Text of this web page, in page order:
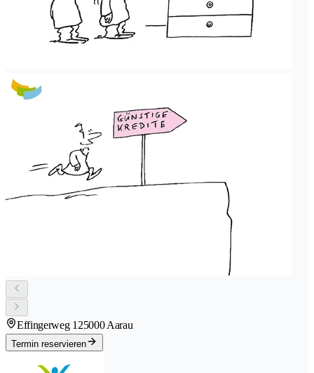
Effingerweg 125000 Aarau
Termin reservieren